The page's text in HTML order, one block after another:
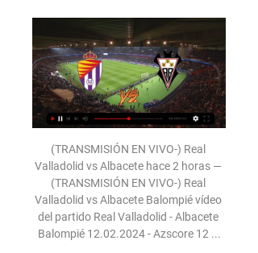
(TRANSMISIÓN EN VIVO-) Real Valladolid vs Albacete hace 2 horas — (TRANSMISIÓN EN VIVO-) Real Valladolid vs Albacete Balompié vídeo del partido Real Valladolid - Albacete Balompié 12.02.2024 - Azscore 12 ...

Real Valladolid – Albacete: horario y dónde ver el partido hace 10 horas — Consulta la fecha, hora y dónde ver en directo por televisión el Real Valladolid – Albacete, partido de fútbol de la Jornada 26 de LaLiga ...

En vivo Rionegro Águilas vs Deportivo Pasto vea el minuto a minuto del partido Rionegro Águilas vs Deportivo Pasto de la Liga Águila. Goles, alineaciones y resumen del partido.

No es lo único: la televisora oficial también transmite en vivo los partidos del Necaxa, a pesar de que Televisa cuenta con una repetidora en la entidad. Aguascalientes TV también ha abierto su señal para difundir actividades propias del club, como sucedió en la contratación de Hugo Sánchez como técnico.

Edo. Aragua (Venezuela) Publicado Hace 3 días.. Mantener contacto directo con sus clientes (100% campo), dándoles las respuestas oportuna. Realizar proyecciones de cobranza diaria y semanal, para lograr el plan estimado de cobro elaborado y creado por su supervisor.

Fútbol Chileno Palestino derrotó a Cobresal y le tendió una mano a Universidad de Chile. Los árabes golearon al cuadro nortino y le abrió la chance a …

Real Valladolid vs Albacete Balompié H2H Dónde ver Real Valladolid vs Albacete Balompié en línea?AiScore provides Real Valladolid vs Albacete Balompié(2024/02/12) en vivo puntuación,h2h,predicción ...

Atlético Huila que goleó contundentemente hoy en el estadio Manuel Murillo Toro de Ibagué por 5 goles a 1 al Deportes Tolima, dio un inicio bastante movido a la décima jornada de la Liga colombiana de fútbol que tiene como líder provisional a Independiente Medellín que derrotó en condición de local a Patriotas, 3 a 1 con anotaciones de.

Entornointeligente.com / Aragua se tituló subcampeón en nacional juvenil de voleibol / Diario el Siglo / La selección masculina juvenil de voleibol del estado Aragua obtuvo una destacada actuación en el Campeonato Nacional que se llevó a cabo desde el 31 de octubre al 6 de noviembre en las instalaciones de la Ciudad Deportiva.

Iker Ugal está en Facebook. Únete a Facebook para conectar con Iker Ugal y otras personas que quizá conozcas. Facebook da a la gente el poder de...

Valladolid - Albacete Previa, Pronostico y Apuestas hace 4 horas — Resultados en directo. Resultados Fútbol · Colaboradores. Deportes en vivo Albacete Balompié en el Estadio José Zorrilla de Valladolid ...

En vivo: Valladolid-Albacete Real Valladolid en | Group hace 14 horas — En vivo: Valladolid-Albacete Real Valladolid en | Jali Afya Group 12/02/2024 Cobertura en vivo de Real Valladolid vs.

Deportivo Saprissa vs Jicaral Sercoba se medirán este miércoles 14 de agosto por la sexta jornada de la primera división de Costa Rica. Saprissa vs Jicaral en vivo. En el encuentro que se disputará en el estadio Ricardo Saprissa Aymá (San José).

Como cada 12 de octubre y en conmemoración del Día de la Hispanidad, la Familia Real va a presidir durante la mañana de este sábado, la Fiesta Nacional, a presenciar el tradicional desfile militar y la exhibición aérea. Los reyes Felipe VI y Letizia y sus hijas, la princesa Leonor y la infanta

Andrea Berta, director deportivo del Atlético de Madrid, está en Argentina para ver en directo a Santiago Cáseres, centrocampista de Vélez Sarsfield.

La Jornada Maya Foto: Lmbmex Oaxaca, Oaxaca Jueves 27 de septiembre, 2018 Los Guerreros de Oaxaca contaron con gran apertura de José Carlos Medina y ofensiva oportuna para que se adelanten en la serie final de la zona del Sur contra los Diablos Rojos del México al ganar 2 carreras por 1 el quinto juego en el estadio “Eduardo Vasconcelos”.

El KS Vive Kielce es un equipo profesional de balonmano polaco, afincado en la ciudad de Kielce. Fue fundado en 1965 como el Iskra Kielce . Juega sus partidos como local en el Hala Legionów , con capacidad para 4.000 personas.

Apuestas y Pronóstico del Valladolid vs Albacete 12/02/24 hace 1 día — directo. Los pucelanos han superado un bache terrible y siguen cerca vivo y hoy mismo. Todos los premios, estadísticas y ganadores de los ...

Encuentra todas las ofertas en el catálogo Alcampo. Alcampo está considerado como la cadena de hipermercados más baratos de España y ofrece una gran variedad de productos organizados en sus distintas secciones.

México, Jamaica y Martinica resolvieron con victorias macizas su estreno en la decimocuarta jornada de la Copa Oro de la Concacaf, en tanto que la decepción marcó la aparición de Honduras, El Salvador, Nicaragua y Estados Unidos, el anfitrión del torneo.

Con los mismos titulares que saltaron a la cancha del estadio Banco del Pacífico-Capwell el pasado sábado, en la victoria 2-0 sobre Macará, Emelec enfrentará hoy (16:00) en Machala a Fuerza Amarilla, en el estreno del DT Marcelo Fleitas -exjugador y entrenador del club millonario- al mando del equipo orense. El encuentro es válido por…

TDN | PirloTv, PirloTv.Online, PirloTv.es, Roja Directa Online: rojadirecta.me, rojadirecta.es, rojadirecta.it, rojadirecta.net, rojadirecta.com

Moovit proporciona mapas gratuitos y direcciones en vivo para ayudarte a navegar por tu ciudad. Mira los horarios, las rutas, los servicios y descubre cuánto tiempo lleva llegar a Fragata Presidente Sarmiento 1947 en tiempo real. ¿Buscas la estación o parada más cercana a Fragata Presidente Sarmiento 1947?

Sigue en vivo el Albacete vs Málaga, partido de la jornada 5 de la LaLiga SmartBank que se juega hoy, sábado 21 de septiembre a las 20:30 horas, en As.com

Delfín pierde opción del título directo y definirá ante Emelec o El Nacional Delfín empató 1-1 con Macará y perdió la opción de ganar el título de forma directa y esperará decidir la corona con el vencedor de la segunda etapa, entre Emelec o El Nacional que tienen la mayor posibilidad.

DIRECTO | RUEDA DE PRENSA DE PEZZOLANO PREVIA YouTube YouTube 8:01 YouTube Real Valladolid C.F. Hace 1 día Hace 1 día

La élite de la sociedad se enorgullece de no beberlas ya que preferían diversas bebidas preparadas con cacao. El xocolātl era uno de los mayores lujos disponibles y se convirtió en la bebida de gobernantes, guerreros y nobles. Fue condimentado con vainilla, miel y una interminable lista de hierbas y especias, entre ellas chiles.

Mirá nuestras 289 ofertas de inmuebles en Velez Sarsfield, y encontrá tu próxima propiedad con Zonaprop.com.ar. Las zonas más populares de Velez Sarsfield son: Palermo, Belgrano y Recoleta. Consultá avisos relacionados con: Departamentos, PH y Casas en Velez Sarsfield …

Cualquiera de los 3 códigos de área (prefijos) sirven para llamar a teléfonos en República Dominicana, en cualquier ciudad, siendo el 809 el más utilizado. Cómo llamar a móviles en Rep. Dominicana. Las números de teléfono móvil de Rep. Dominicana incluyen el prefijo local (o código de área) del estado.

Consulta los datos del partido Estudiantes de Mérida vs. Deportes Temuco en la competición Copa Sudamericana 2018 con comentarios en directo en AS.com. Liga Portuguesa ; Masters 1000 París. Estudiantes de Mérida - Deportes Temuco en vivo y en directo online: Copa Sudamericana 2018.

Larrivey convirtió un gol en la goleada de Cerro Porteño. El equipo de Miguel Ángel Russo le ganó 4-0 a Santaní y cortó una racha de tres partidos sin ganar.

Charros de Jalisco > Entradas para Béisbol: compra boletos para Charros de Jalisco en el sitio Ticketmaster MX y encuentra el calendario de eventos y ofertas. Debes establecer tu navegador para que acepte cookies y también debes activar JavaScript para poder acceder a algunas funciones específicas de este sitio, incluyendo la compra de boletos.

El líder del PERI, que acaba de ser electo diputado, anunció que impulsará una reforma constitucional para establecer en Uruguay un Poder Legislativo unicameral. 29 oct 2019 Al Día 810 Entrevistas Álvaro Delgado: “Rumbos, Leyes y Gabinete, las condiciones para el gobierno multicolor”

Mejorar la estabilidad general del equipo y el acierto ofensivo serán claves para sumar algo positivo en Pontevedra y continuar así con la mejoría que pudo comprobarse en la última victoria del Recoletas, en Huerta del Rey ante el Helvetia Anaitasuna (34-31).

Nemanja Maksimovic, centrocampista del Astana, otorgó a Serbia el título mundial sub-20 en Nueva Zelanda y frustró el sueño de Brasil. Nemanja Maksimovic, centrocampista del. cuya carrera como futbolista discurrió en su mayoría en varios clubes de España,. cuyo remate lo detuvo muy atento en la misma línea el portero Jean.

El Fraikin BM. Granollers en cuartos de final de la Copa del Rey. 20-05-2017. El Bidasoa-Irun ya conoce a su primer rival en la fase final de la Copa del Rey. El sorteo celebrado en el Palacio Municipal de los Deportes de León este sábado ha emparejado al Bidasoa-Irun con el Fraikin BM.. En directo / Zuzenean.

Valladolid vs Albacete en directo Real hace 55 minutos — Valladolid vs Albacete en directo Real Valladolid vs Albacete - marcador en vivo 12 febrero 2024 hace 7 minutos — Cara a cara | Real ...

Tigres de Quintana Roo subió al segundo lugar y Diablos Rojos retrocedió un peldaño al perder la serie ante Olmecas. En el cuarto sitio se mantiene Pericos de Puebla, pero acechado muy de cerca por Bravos de León, quienes ganaron sus dos últimas series por barrida y tienen la …

María Imelda González Mecalco, Alba Yanalte Álvarez Mejía y Rosa María Nashiki Angulo- Evaluación de los aprendizajes en la Licenciatura en Psicología Educativa.. María Joaquina Sánchez Carrasco,. María Araceli Gutiérrez Reyes y Héctor Mario Armendáriz Ponce-Formación inicial:.

Enlaces desde los que se emitirán en directo todas las actividades y charlas que las compañeras de CGT Camp de Morvedre han organizado para este sábado, 19 de mayo. -10:00 h. Presentación Jornada Cultural Libertaria Camp de Morvedre. Un sistema público de educación de raíces libertarias en la revolución